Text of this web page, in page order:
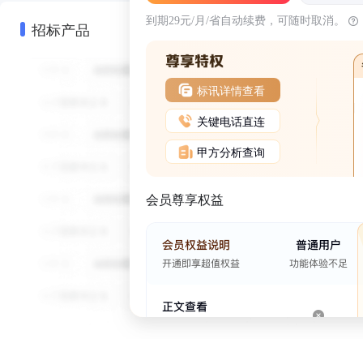
招标产品 到期29元/月/省自动续费，可随时取消。
标讯详情查看
关键电话直连
甲方分析查询
会员尊享权益